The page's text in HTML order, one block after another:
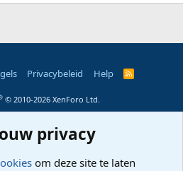
Privacybeleid Help
R
© 2010-2026 XenForo Ltd.
privacy
om deze site te laten